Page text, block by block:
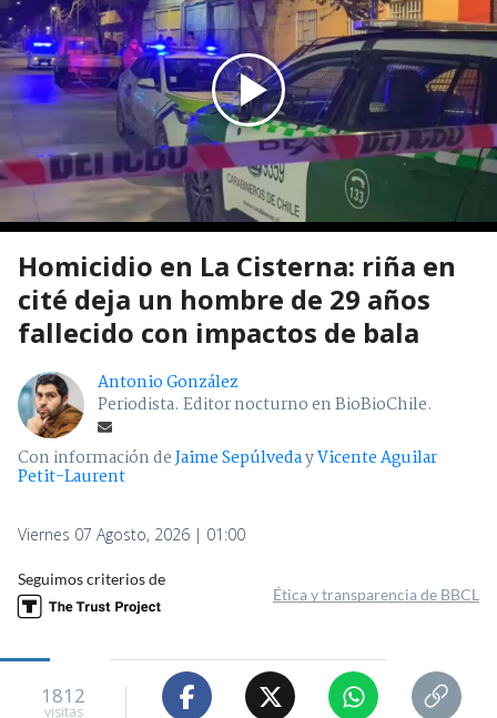
Homicidio en La Cisterna: riña en
cité deja un hombre de 29 años
fallecido con impactos de bala
Antonio González
Con información de Jaime SepúlvedayVicente Aguilar
Petit-Laurent
Viernes 07 Agosto, 2026 | 01:00
Seguimos criterios de
1812
Un homicidio de un hombre de 29 años, de